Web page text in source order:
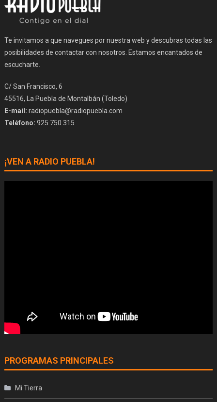
Te invitamos a que navegues por nuestra web y descubras todas las
posibilidades de contactar con nosotros. Estamos encantados de
escucharte.
C/ San Francisco, 6
45516, La Puebla de Montalbán (Toledo)
E-mail: radiopuebla@radiopuebla.com
Teléfono: 925 750 315
¡VEN A RADIO PUEBLA!
PROGRAMAS PRINCIPALES
Mi Tierra